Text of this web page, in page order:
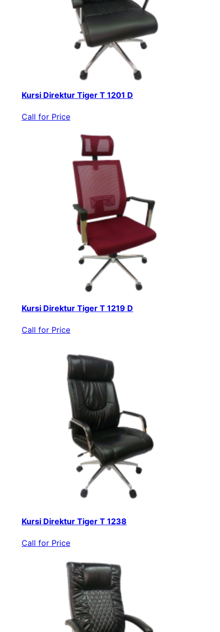
Kursi Direktur Tiger T 1201 D
Call for Price
Kursi Direktur Tiger T 1219 D
Call for Price
Kursi Direktur Tiger T 1238
Call for Price